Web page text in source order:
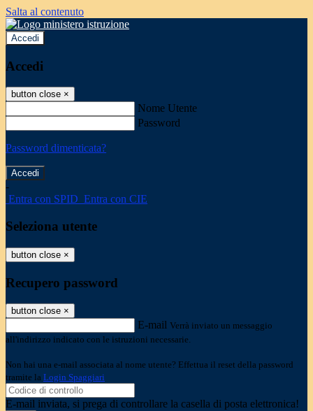
Salta al contenuto
Accedi
Accedi
button close ×
Nome Utente
Password
Password dimenticata?
-
Entra con SPID Entra con CIE
Seleziona utente
button close ×
Recupero password
button close ×
E-mail Verrà inviato un messaggio
all'indirizzo indicato con le istruzioni necessarie.
Non hai una e-mail associata al nome utente? Effettua il reset della password
tramite la Login Spaggiari
E-mail inviata, si prega di controllare la casella di posta elettronica!